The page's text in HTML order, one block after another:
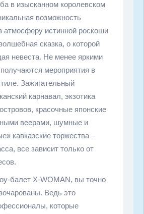
в изысканном королевском
возможность
атмосферу истинной роскоши
сказка, о которой
невеста. Не менее яркими
мероприятия в
Зажигательный
карнавал, экзотика
красочные японские
веерами, шумные и
кавказские торжества –
все зависит только от
балет X-WOMAN, вы точно
Ведь это
которые